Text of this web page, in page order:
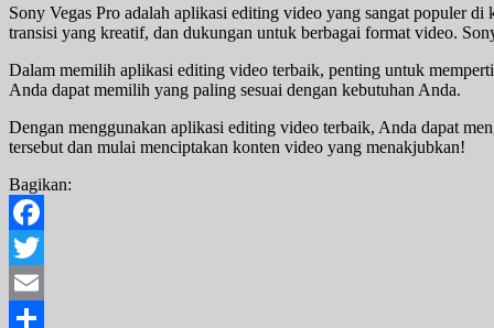
Sony Vegas Pro adalah aplikasi editing video yang sangat populer
transisi yang kreatif, dan dukungan untuk berbagai format video.
Dalam memilih aplikasi editing video terbaik, penting untuk
Anda dapat memilih yang paling sesuai dengan kebutuhan Anda.
Dengan menggunakan aplikasi editing video terbaik, Anda dapat
tersebut dan mulai menciptakan konten video yang menakjubkan!
Bagikan:
Facebook
Twitter
Email